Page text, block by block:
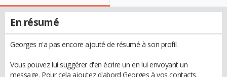
En résumé
Georges n'a pas encore ajouté de résumé à son profil.
Vous pouvez lui suggérer d'en écrire un en lui envoyant un
message. Pour cela ajoutez d'abord Georges à vos contacts.